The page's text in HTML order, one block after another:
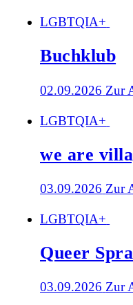
LGBTQIA+
Buchklub
02.09.2026 Zur
LGBTQIA+
we are
03.09.2026 Zur
LGBTQIA+
Queer
03.09.2026 Zur